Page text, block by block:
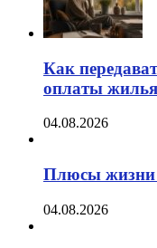
Как
оплаты жилья
04.08.2026
Плюсы жизни
04.08.2026